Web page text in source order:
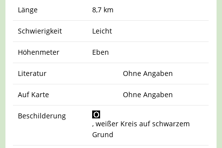
Länge 8,7 km
Schwierigkeit Leicht
Höhenmeter Eben
Literatur Ohne Angaben
Auf Karte Ohne Angaben
Beschilderung
, weißer Kreis auf schwarzem
Grund